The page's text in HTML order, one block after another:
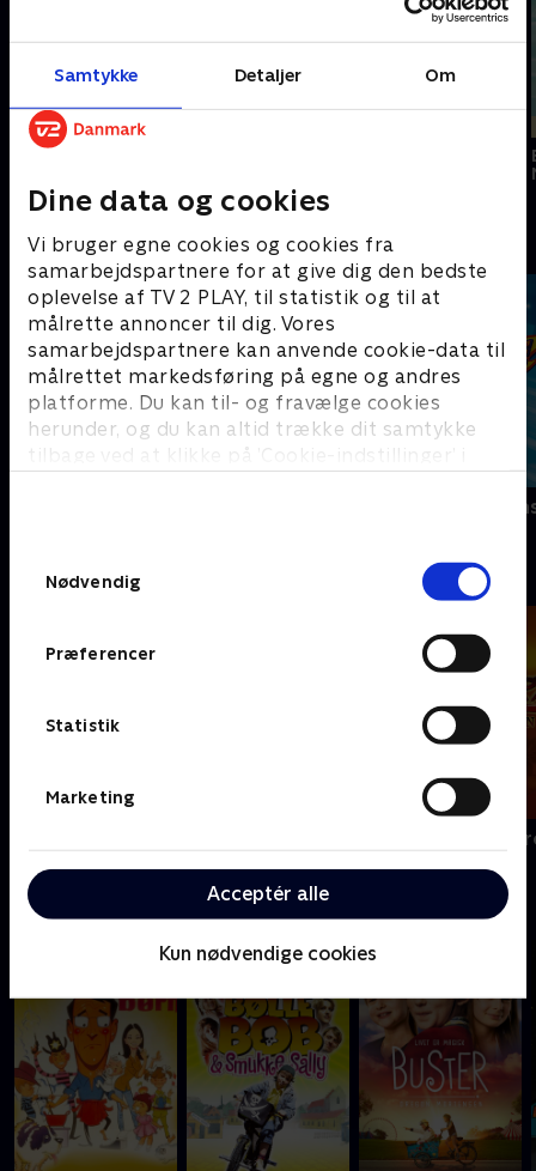
Samtykke Detaljer Om
Dine data og cookies
Vi bruger egne cookies og cookies fra
samarbejdspartnere for at give dig den bedste
oplevelse af TV 2 PLAY, til statistik og til at
målrette annoncer til dig. Vores
samarbejdspartnere kan anvende cookie-data til
målrettet markedsføring på egne og andres
platforme. Du kan til- og fravælge cookies
herunder, og du kan altid trække dit samtykke
tilbage ved at klikke på ’Cookie-indstillinger’ i
Nødvendig
Præferencer
Statistik
Marketing
Acceptér alle
Kun nødvendige cookies
Nyligt tilføjet
Sjove serier - se dem med SkyShowtime
Blaze og
Kendt fra legetøjshylden
Zorro the
Danske klassikere